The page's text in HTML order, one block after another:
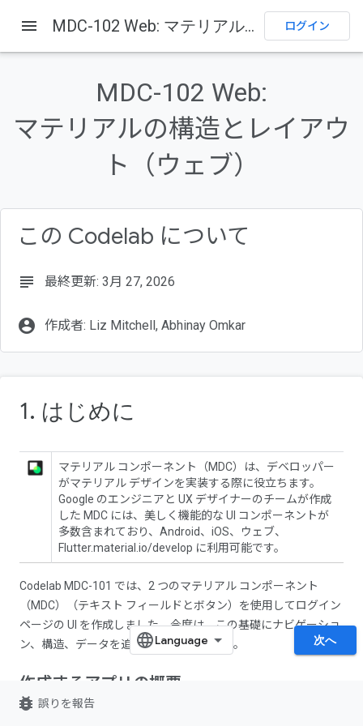
作成するアプリの概要
この Codelab の MDC Web コンポーネント
必要なもの
2. 開発環境を設定する
menu MDC-102 Web: マテリアルの構造とレイアウト（ウェブ） ログイン
MDC-102 Web:
マテリアルの構造とレイアウ
ト（ウェブ）
この Codelab について
subject 最終更新: 3月 27, 2026
account_circle 作成者: Liz Mitchell, Abhinay Omkar
1. はじめに
マテリアル コンポーネント（MDC）は、デベロッパー
がマテリアル デザインを実装する際に役立ちます。
Google のエンジニアと UX デザイナーのチームが作成
した MDC には、美しく機能的な UI コンポーネントが
多数含まれており、Android、iOS、ウェブ、
Flutter.material.io/develop に利用可能です。
Codelab MDC-101 では、2 つのマテリアル コンポーネント
（MDC）（テキスト フィールドとボタン）を使用してログイン
ページの UI を作成しました。今度は、この基礎にナビゲーショ
ン、構造、データを追加していきましょう。
作成するアプリの概要
次へ
bug_report 誤りを報告